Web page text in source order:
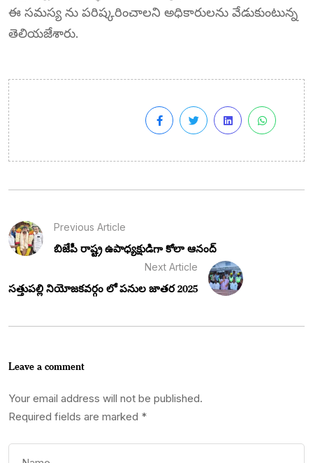
ఈ సమస్య ను పరిష్కరించాలని అధికారులను వేడుకుంటున్న
తెలియజేశారు.
Previous Article
బిజేపీ రాష్ట్ర ఉపాధ్యక్షుడిగా కోలా ఆనంద్
Next Article
సత్తుపల్లి నియోజకవర్గం లో పనుల జాతర 2025
Leave a comment
Your email address will not be published.
Required fields are marked *